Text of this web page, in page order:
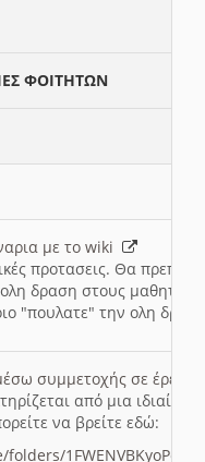
ΦΟΙΤΗΤΩΝ
με το wiki
προτασεις. Θα πρεπει
δραση στους μαθητες
"πουλατε" την ολη
συμμετοχής σε
από μια
να βρείτε εδώ: